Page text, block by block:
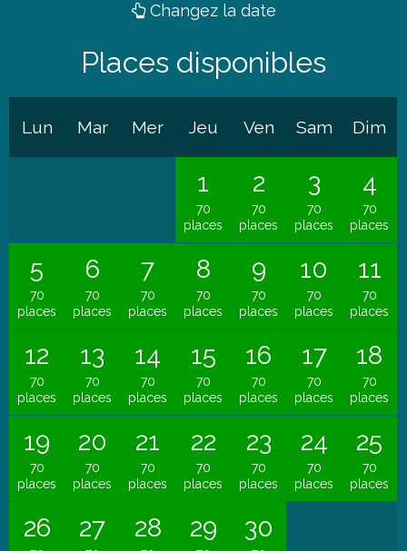
Changez la date
Places disponibles
Lun Mar Mer Jeu Ven Sam Dim
1
70
places
2
70
places
3
70
places
4
70
places
5
70
places
6
70
places
7
70
places
8
70
places
9
70
places
10
70
places
11
70
places
12
70
places
13
70
places
14
70
places
15
70
places
16
70
places
17
70
places
18
70
places
19
70
places
20
70
places
21
70
places
22
70
places
23
70
places
24
70
places
25
70
places
26 27 28 29 30